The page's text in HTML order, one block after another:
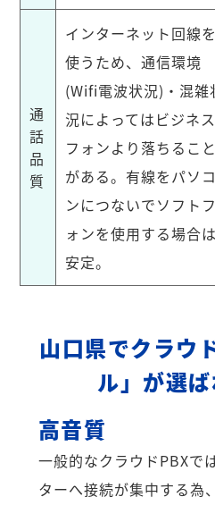
通
話
品
質
インターネット回線を
使うため、通信環境
(Wifi電波状況)・混雑
況によってはビジネス
フォンより落ちること
がある。有線をパソコ
ンにつないでソフトフ
ォンを使用する場合は
安定。
山口県でクラウ
ル」が選
高音質
一般的なクラウドPBXで
ターへ接続が集中する為